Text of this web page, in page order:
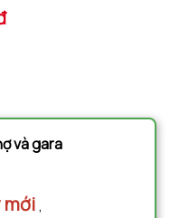
và gara
mới,